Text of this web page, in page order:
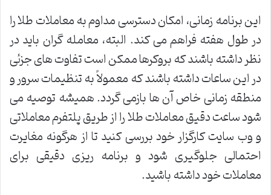
این برنامه زمانی، امکان دسترسی مداوم به معاملات طلا را
در طول هفته فراهم می کند. البته، معامله گران باید در
نظر داشته باشند که بروکرها ممکن است تفاوت های جزئی
در این ساعات داشته باشند که معمولاً به تنظیمات سرور و
منطقه زمانی خاص آن ها بازمی گردد. همیشه توصیه می
شود ساعت دقیق معاملات طلا را از طریق پلتفرم معاملاتی
و وب سایت کارگزار خود بررسی کنید تا از هرگونه مغایرت
احتمالی جلوگیری شود و برنامه ریزی دقیقی برای
معاملات خود داشته باشید.